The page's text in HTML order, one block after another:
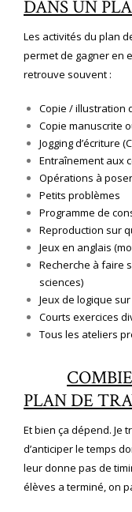
DANS UN
Les activités du plan
permet de gagner en
retrouve souvent :
Copie / illustration
Copie manuscrite
Jogging d’écriture
Entraînement aux
Opérations à poser
Petits problèmes
Programme de
Reproduction sur
Jeux en anglais
Recherche à faire
sciences)
Jeux de logique
Courts exercices
Tous les ateliers
PLAN DE
Et bien ça dépend. Je
d’anticiper le temps
leur donne pas de
élèves a terminé, on